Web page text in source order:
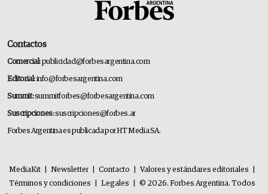
Contactos
Comercial:publicidad@forbesargentina.com
Editorial:info@forbesargentina.com
Summit:summitforbes@forbesargentina.com
Suscripciones:suscripciones@forbes.ar
Forbes Argentina es publicada por HT Media SA.
MediaKit Newsletter Contacto Valores y estándares editoriales
Términos y condiciones
Legales
© 2026. Forbes Argentina. Todos